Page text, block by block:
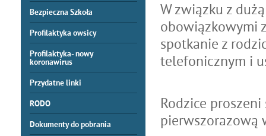
Bezpieczna Szkoła
Profilaktyka owsicy
Profilaktyka- nowy
koronawirus
Przydatne linki
RODO
Dokumenty do pobrania
W związku z
obowiązkowymi
spotkanie z
telefonicznym i
Rodzice
pierwszorazową